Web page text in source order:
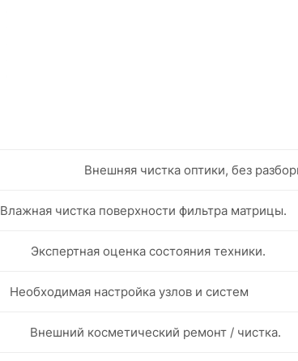
Внешняя чистка оптики, без
Влажная чистка поверхности фильтра матрицы.
Экспертная оценка состояния техники.
Необходимая настройка узлов и систем
Внешний косметический ремонт / чистка.